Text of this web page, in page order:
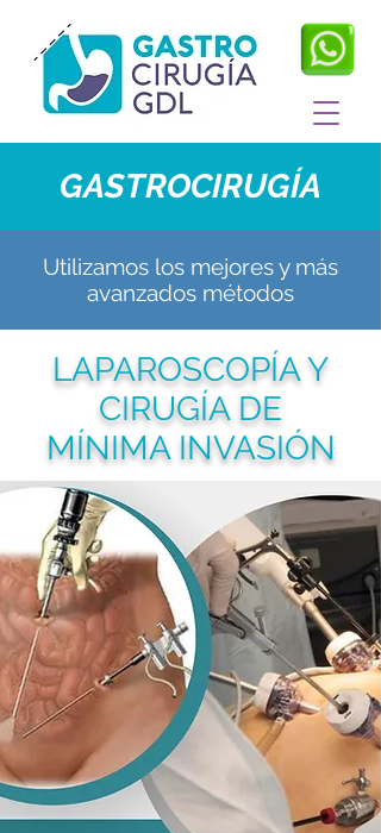
GASTROCIRUGÍA
Utilizamos los mejores y más
avanzados métodos
LAPAROSCOPÍA Y
CIRUGÍA DE
MÍNIMA INVASIÓN